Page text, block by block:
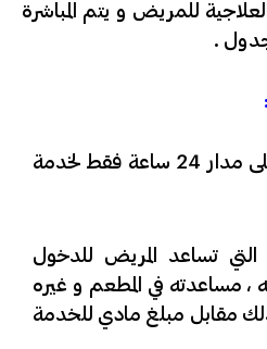
للمريض و يتم المباشرة
.
​المصحات توفر الممرضة على مدار 24 ساعة فقط لخدمة
التي تساعد المريض للدخول
، مساعدته في المطعم و غيره
مقابل مبلغ مادي للخدمة